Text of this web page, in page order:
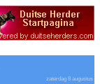
zaterdag 8 augustus